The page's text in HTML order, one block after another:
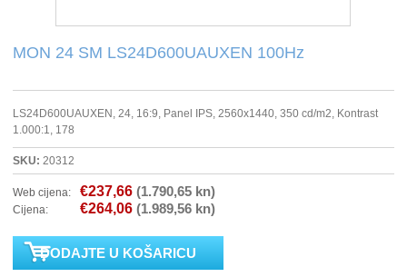
PRINTERI
MONITORI
SOFTWARE
POS OPREMA
PROJEKTORI
MON 24 SM LS24D600UAUXEN 100Hz
LS24D600UAUXEN, 24, 16:9, Panel IPS, 2560x1440, 350 cd/m2, Kontrast
1.000:1, 178
SKU: 20312
Web cijena: €237,66 (1.790,65 kn)
Cijena: €264,06 (1.989,56 kn)